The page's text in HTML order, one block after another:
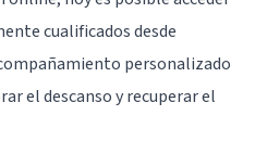
cualificados desde
personalizado
el descanso y recuperar el